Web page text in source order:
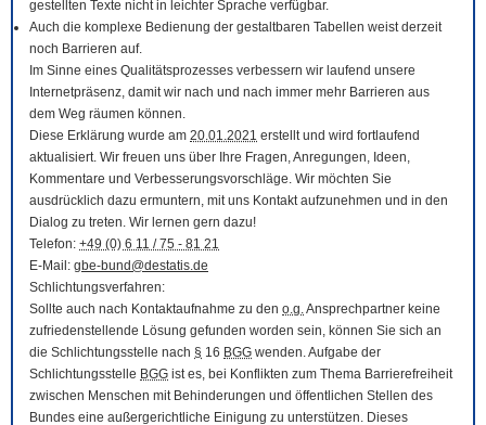
gestellten Texte nicht in leichter Sprache verfügbar.
Auch die komplexe Bedienung der gestaltbaren Tabellen weist derzeit
noch Barrieren auf.
Im Sinne eines Qualitätsprozesses verbessern wir laufend unsere
Internetpräsenz, damit wir nach und nach immer mehr Barrieren aus
dem Weg räumen können.
Diese Erklärung wurde am 20.01.2021 erstellt und wird fortlaufend
aktualisiert. Wir freuen uns über Ihre Fragen, Anregungen, Ideen,
Kommentare und Verbesserungsvorschläge. Wir möchten Sie
ausdrücklich dazu ermuntern, mit uns Kontakt aufzunehmen und in den
Dialog zu treten. Wir lernen gern dazu!
Telefon: +49 (0) 6 11 / 75 - 81 21
E-Mail : gbe-bund@destatis.de
Schlichtungsverfahren:
Sollte auch nach Kontaktaufnahme zu den o.g.Ansprechpartner keine
zufriedenstellende Lösung gefunden worden sein, können Sie sich an
die Schlichtungsstelle nach § 16 BGG wenden. Aufgabe der
Schlichtungsstelle BGG ist es, bei Konflikten zum Thema Barrierefreiheit
zwischen Menschen mit Behinderungen und öffentlichen Stellen des
Bundes eine außergerichtliche Einigung zu unterstützen. Dieses